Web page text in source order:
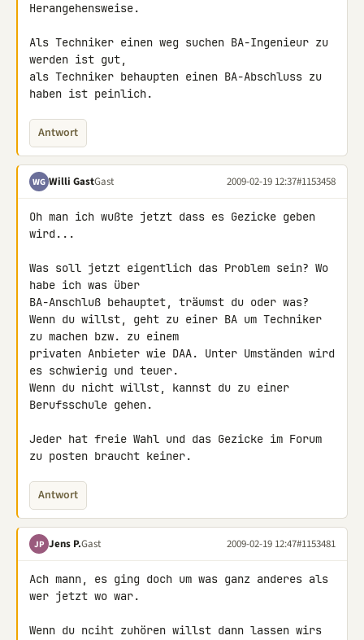
Herangehensweise.
Als Techniker einen weg suchen BA-Ingenieur zu
werden ist gut,
als Techniker behaupten einen BA-Abschluss zu
haben ist peinlich.
Antwort
WG Willi GastGast 2009-02-19 12:37#1153458
Oh man ich wußte jetzt dass es Gezicke geben
wird...
Was soll jetzt eigentlich das Problem sein? Wo
habe ich was über
BA-Anschluß behauptet, träumst du oder was?
Wenn du willst, geht zu einer BA um Techniker
zu machen bzw. zu einem
privaten Anbieter wie DAA. Unter Umständen wird
es schwierig und teuer.
Wenn du nicht willst, kannst du zu einer
Berufsschule gehen.
Jeder hat freie Wahl und das Gezicke im Forum
zu posten braucht keiner.
Antwort
JP Jens P.Gast 2009-02-19 12:47#1153481
Ach mann, es ging doch um was ganz anderes als
wer jetzt wo war.
Wenn du nciht zuhören willst dann lassen wirs